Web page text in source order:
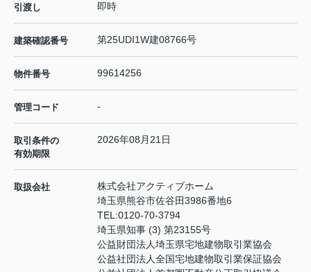
引渡し 即時
建築確認番号 第25UDI1W建08766号
物件番号 99614256
管理コード -
取引条件の
有効期限
2026年08月21日
取扱会社
株式会社アクティブホーム
埼玉県熊谷市佐谷田3986番地6
TEL:0120-70-3794
埼玉県知事 (3) 第23155号
公益財団法人埼玉県宅地建物取引業協会
公益社団法人全国宅地建物取引業保証協会